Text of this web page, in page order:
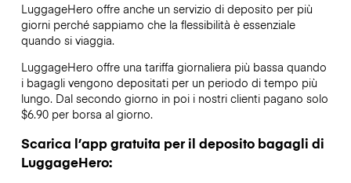
LuggageHero offre anche un servizio di deposito per più
giorni perché sappiamo che la flessibilità è essenziale
quando si viaggia.
LuggageHero offre una tariffa giornaliera più bassa quando
i bagagli vengono depositati per un periodo di tempo più
lungo. Dal secondo giorno in poi i nostri clienti pagano solo
$6.90 per borsa al giorno.
Scarica l’app gratuita per il deposito bagagli di
LuggageHero: